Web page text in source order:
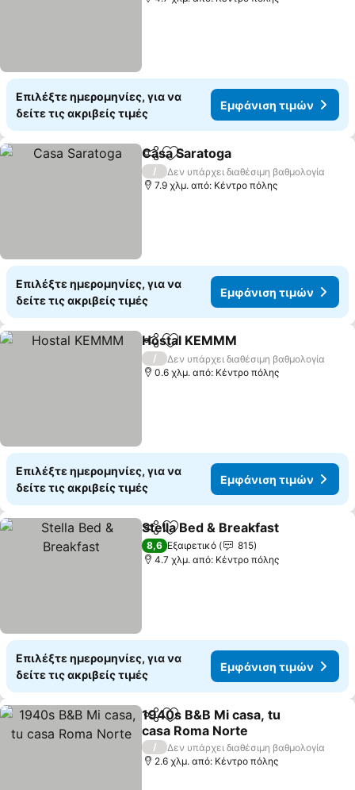
Επιλέξτε ημερομηνίες, για να
δείτε τις ακριβείς τιμές
Εμφάνιση τιμών
Κοινοποίηση
Προσθήκη στα αγαπημένα
Casa Saratoga
/
Δεν υπάρχει διαθέσιμη βαθμολογία
7.9 χλμ. από: Κέντρο πόλης
Επιλέξτε ημερομηνίες, για να
δείτε τις ακριβείς τιμές
Εμφάνιση τιμών
Κοινοποίηση
Προσθήκη στα αγαπημένα
Hostal KEMMM
/
Δεν υπάρχει διαθέσιμη βαθμολογία
0.6 χλμ. από: Κέντρο πόλης
Επιλέξτε ημερομηνίες, για να
δείτε τις ακριβείς τιμές
Εμφάνιση τιμών
Κοινοποίηση
Προσθήκη στα αγαπημένα
Stella Bed & Breakfast
8,6 Εξαιρετικό
815
4.7 χλμ. από: Κέντρο πόλης
Επιλέξτε ημερομηνίες, για να
δείτε τις ακριβείς τιμές
Εμφάνιση τιμών
Κοινοποίηση
Προσθήκη στα αγαπημένα
1940s B&B Mi casa, tu
casa Roma Norte
Εμφάνιση τιμών
/
Δεν υπάρχει διαθέσιμη βαθμολογία
2.6 χλμ. από: Κέντρο πόλης